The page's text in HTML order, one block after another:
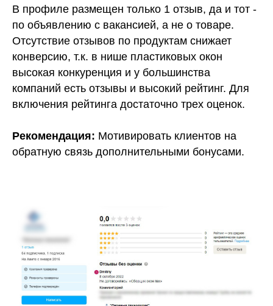
В профиле размещен только 1 отзыв, да и тот -
по объявлению с вакансией, а не о товаре.
Отсутствие отзывов по продуктам снижает
конверсию, т.к. в нише пластиковых окон
высокая конкуренция и у большинства
компаний есть отзывы и высокий рейтинг. Для
включения рейтинга достаточно трех оценок.
Рекомендация: Мотивировать клиентов на
обратную связь дополнительными бонусами.